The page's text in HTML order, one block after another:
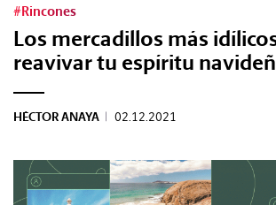
#Rincones
Los mercadillos más
reavivar tu espíritu
HÉCTOR ANAYA | 02.12.2021